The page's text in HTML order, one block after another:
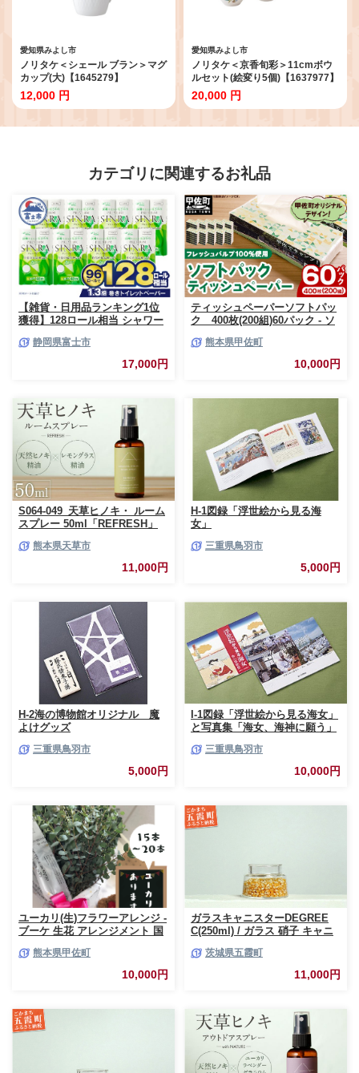
愛知県みよし市
ノリタケ＜シェール ブラン＞マグ
カップ(大)【1645279】
12,000 円
愛知県みよし市
ノリタケ＜京香旬彩＞11cmボウ
ルセット(絵変り5個)【1637977】
20,000 円
カテゴリに関連するお礼品
【雑貨・日用品ランキング1位
獲得】128ロール相当 シャワー
ー ダブル プレミアムシンラ 96
ロール (12R×8パック) 配達時間
指定可能 1.3倍巻き トイレット
ーパー 人気 おすすめ [sf001-
012]
静岡県富士市
17,000円
ティッシュペーパーソフトパッ
ク 400枚(200組)60パック - ソ
ー 生活用品 雑貨 日用品 必需品
紙 常備品 まとめ買い 備蓄 防災
ストック 熊本県 甲佐町【ZC】
熊本県甲佐町
10,000円
S064-049_天草ヒノキ・ ルーム
スプレー 50ml「REFRESH」
熊本県天草市
11,000円
H-1図録「浮世絵から見る海
女」
三重県鳥羽市
5,000円
H-2海の博物館オリジナル 魔
よけグッズ
三重県鳥羽市
5,000円
I-1図録「浮世絵から見る海女」
と写真集「海女、海神に願う」
三重県鳥羽市
10,000円
ユーカリ(生)フラワーアレンジ -
ブーケ 生花 アレンジメント 国
ンテリア 虫よけ作用 人気 おす
熊本県甲佐町
10,000円
ガラスキャニスターDEGREE
C(250ml) / ガラス 硝子 キャニ
耐熱 一生もの 職人 こだわり
JIDA デザインミュージアムセ
レクション 茨城県 五霞町
茨城県五霞町
11,000円